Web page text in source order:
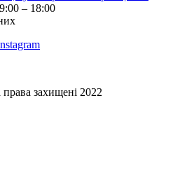
– 18:00
захищені 2022